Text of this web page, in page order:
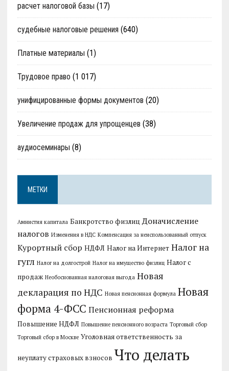
расчет налоговой базы (17)
судебные налоговые решения (640)
Платные материалы (1)
Трудовое право (1 017)
унифицированные формы документов (20)
Увеличение продаж для упрощенцев (38)
аудиосеминары (8)
МЕТКИ
Амнистия капитала Банкротство физлиц Доначисление
налогов Изменения в НДС Компенсация за неиспользованный отпуск
Курортный сбор НДФЛ Налог на Интернет Налог на
гугл Налог на долгострой Налог на имущество физлиц Налог с
продаж Необоснованная налоговая выгода Новая
декларация по НДС Новая пенсионная формула Новая
форма 4-ФСС Пенсионная реформа
Повышение НДФЛ Повышение пенсионного возраста Торговый сбор
Торговый сбор в Москве Уголовная ответственность за
неуплату страховых взносов Что делать